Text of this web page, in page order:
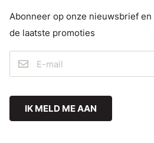
Abonneer op onze nieuwsbrief
de laatste promoties
IK MELD ME AAN